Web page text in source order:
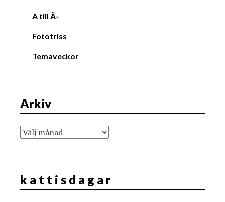
A till Ã–
Fototriss
Temaveckor
Arkiv
Arkiv
k a t t i s d a g a r